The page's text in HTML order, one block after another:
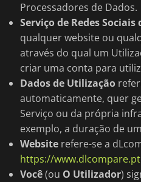
Processadores de Dados.
Serviço de Redes Sociais
qualquer website ou
através do qual um
criar uma conta para
Dados de Utilização
automaticamente, quer
Serviço ou da própria
exemplo, a duração de
Websiterefere-se a
https://www.dlcompare.pt
Você(ou O Utilizador)